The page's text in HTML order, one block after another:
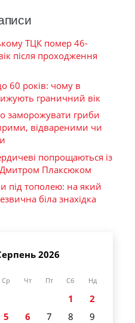
ТЦК помер 46-
після проходження
60 років: чому в
граничний вік
заморожувати гриби
відвареними чи
попрощаються із
Плаксюком
під тополею: на який
біла знахідка
2026
Ср Чт Пт Сб Нд
1
2
5 6 7 8
9